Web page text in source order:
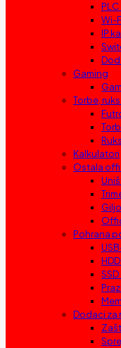
Wi-
IP
Gaming
Torbe,
Kalkulatori
Ostala
Pohrana
Dodaci za